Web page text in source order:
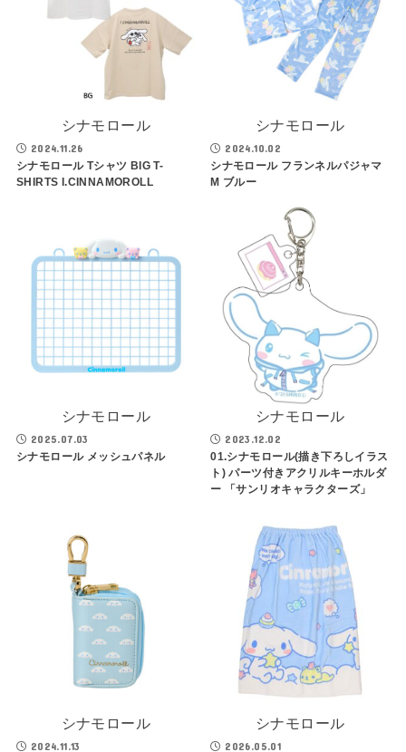
シナモロール
2024.11.26
シナモロール Tシャツ BIG T-
SHIRTS I.CINNAMOROLL
シナモロール
2024.10.02
シナモロール フランネルパジャマ
M ブルー
シナモロール
2025.07.03
シナモロール メッシュパネル
シナモロール
2023.12.02
01.シナモロール(描き下ろしイラス
ト) パーツ付きアクリルキーホルダ
ー 「サンリオキャラクターズ」
シナモロール
2024.11.13
シナモロール
2026.05.01